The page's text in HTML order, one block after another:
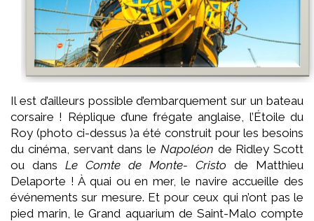
Il est d’ailleurs possible d’embarquement sur un bateau
corsaire ! Réplique d’une frégate anglaise, l’Étoile du
Roy (photo ci-dessus )a été construit pour les besoins
du cinéma, servant dans le Napoléon de Ridley Scott
ou dans Le Comte de Monte- Cristo de Matthieu
Delaporte ! À quai ou en mer, le navire accueille des
événements sur mesure. Et pour ceux qui n’ont pas le
pied marin, le Grand aquarium de Saint-Malo compte